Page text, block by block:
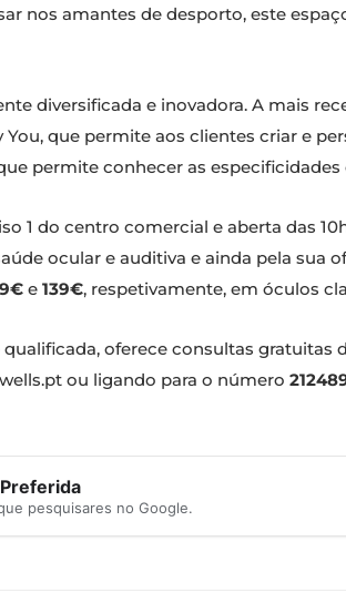
nos amantes de desporto, este
diversificada e inovadora. A mais
que permite aos clientes criar e
permite conhecer as
1 do centro comercial e aberta das
ocular e auditiva e ainda pela sua
e 139€, respetivamente, em óculos
oferece consultas
ou ligando para o número
pesquisares no Google.